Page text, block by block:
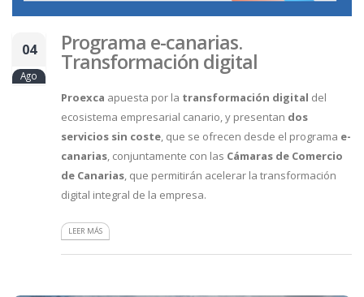
04
Ago
Programa e-canarias.
Transformación digital
Proexca apuesta por la transformación digital del
ecosistema empresarial canario, y presentan dos
servicios sin coste, que se ofrecen desde el programa e-
canarias, conjuntamente con las Cámaras de Comercio
de Canarias, que permitirán acelerar la transformación
digital integral de la empresa.
LEER MÁS